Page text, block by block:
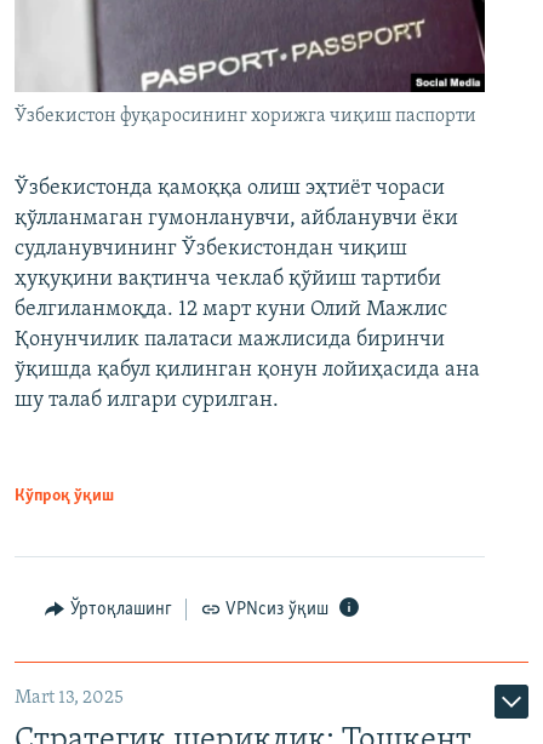
Ўзбекистон фуқаросининг хорижга чиқиш паспорти
Ўзбекистонда қамоққа олиш эҳтиёт чораси
қўлланмаган гумонланувчи, айбланувчи ёки
судланувчининг Ўзбекистондан чиқиш
ҳуқуқини вақтинча чеклаб қўйиш тартиби
белгиланмоқда. 12 март куни Олий Мажлис
Қонунчилик палатаси мажлисида биринчи
ўқишда қабул қилинган қонун лойиҳасида ана
шу талаб илгари сурилган.
Кўпроқ ўқиш
Ўртоқлашинг VPNсиз ўқиш
Mart 13, 2025